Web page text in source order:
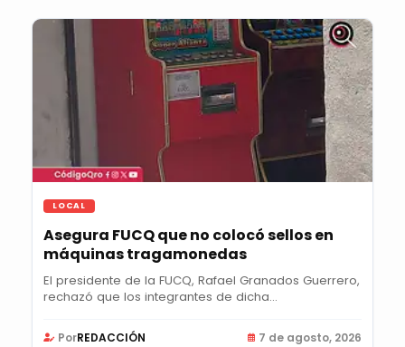
LOCAL
Asegura FUCQ que no colocó sellos en
máquinas tragamonedas
El presidente de la FUCQ, Rafael Granados Guerrero,
rechazó que los integrantes de dicha...
PorREDACCIÓN 7 de agosto, 2026